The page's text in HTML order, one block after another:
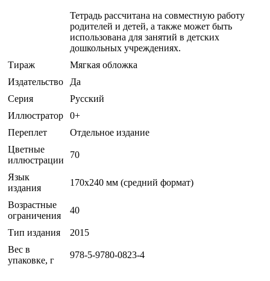
Тетрадь рассчитана на совместную работу
родителей и детей, а также может быть
использована для занятий в детских
дошкольных учреждениях.
Тираж
Мягкая обложка
Издательство
Да
Серия
Русский
Иллюстратор
0+
Переплет
Отдельное издание
Цветные
иллюстрации
70
Язык
издания
170x240 мм (средний формат)
Возрастные
ограничения
40
Тип издания
2015
Вес в
упаковке, г
978-5-9780-0823-4